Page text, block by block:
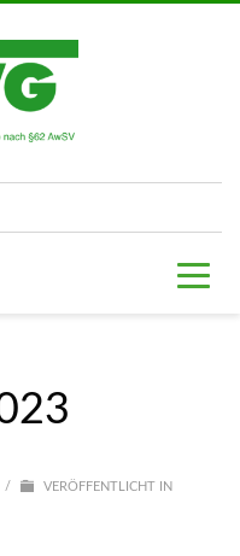
/ VERÖFFENTLICHT IN